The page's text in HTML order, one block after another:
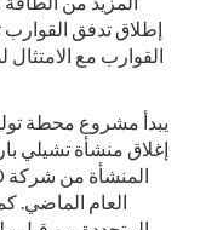
إطلاق تدفق القوارب
القوارب مع
يبدأ مشروع محطة